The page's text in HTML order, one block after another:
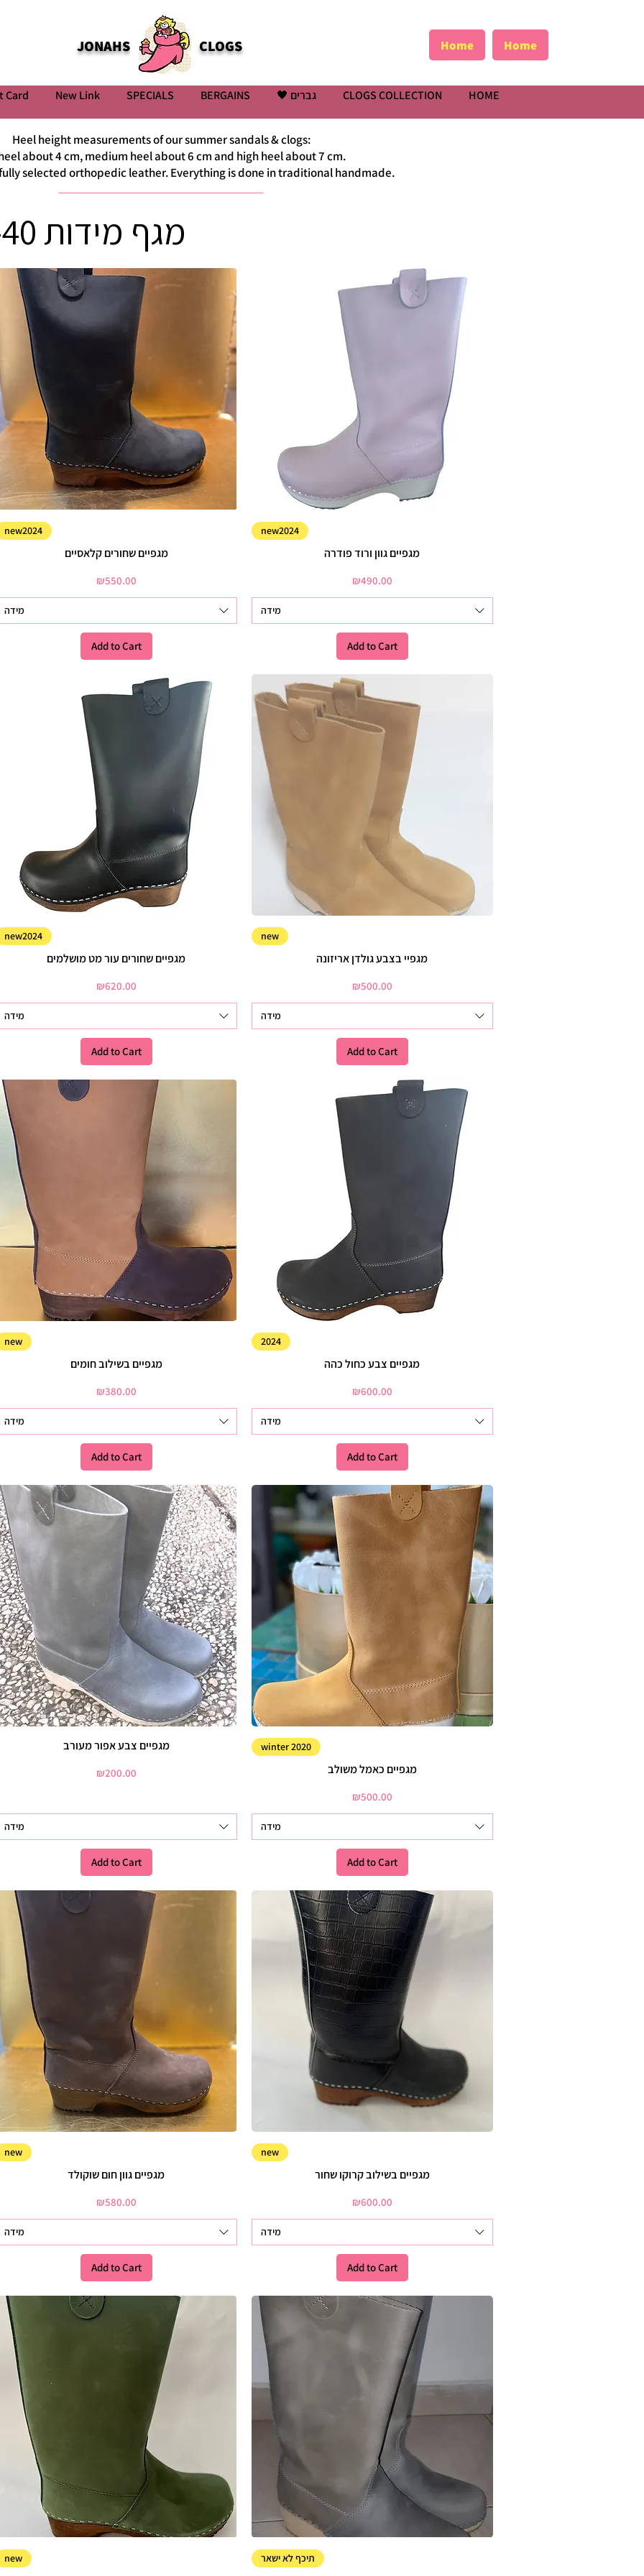
JONAHS CLOGS Home Home
HOME
CLOGS COLLECTION גברים 🖤 BERGAINS
SPECIALS
New Link
Card
Heel height measurements of our summer sandals & clogs:
about 4 cm, medium heel about 6 cm and high heel about 7 cm.
selected orthopedic leather. Everything is done in traditional handmade.
מגף מידות 38-40
new2024
מגפיים שחורים קלאסיים
Price
₪550.00
מידה
Add to Cart
new2024
מגפיים גוון ורוד פודרה
Price
₪490.00
מידה
Add to Cart
new2024
מגפיים שחורים עור מט מושלמים
Price
₪620.00
מידה
Add to Cart
new
מגפיי בצבע גולדן אריזונה
Price
₪500.00
מידה
Add to Cart
new
מגפיים בשילוב חומים
Price
₪380.00
מידה
Add to Cart
2024
מגפיים צבע כחול כהה
Price
₪600.00
מידה
Add to Cart
מגפיים צבע אפור מעורב
Price
₪200.00
מידה
Add to Cart
winter 2020
מגפיים כאמל משולב
Price
₪500.00
מידה
Add to Cart
new
מגפיים גוון חום שוקולד
Price
₪580.00
מידה
Add to Cart
new
מגפיים בשילוב קרוקו שחור
Price
₪600.00
מידה
Add to Cart
new תיכף לא ישאר